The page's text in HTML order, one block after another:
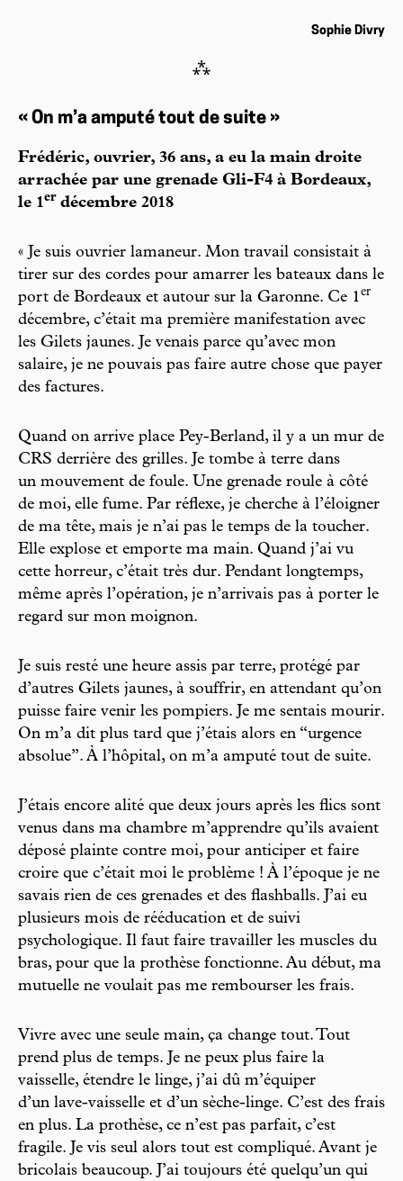
Sophie Divry
⁂
« On m’a amputé tout de suite »
Frédéric, ouvrier, 36 ans, a eu la main droite
arrachée par une grenade Gli-F4 à Bordeaux,
le 1er décembre 2018
« Je suis ouvrier lamaneur. Mon travail consistait à
tirer sur des cordes pour amarrer les bateaux dans le
port de Bordeaux et autour sur la Garonne. Ce 1er
décembre, c’était ma première manifestation avec
les Gilets jaunes. Je venais parce qu’avec mon
salaire, je ne pouvais pas faire autre chose que payer
des factures.
Quand on arrive place Pey-Berland, il y a un mur de
CRS derrière des grilles. Je tombe à terre dans
un mouvement de foule. Une grenade roule à côté
de moi, elle fume. Par réflexe, je cherche à l’éloigner
de ma tête, mais je n’ai pas le temps de la toucher.
Elle explose et emporte ma main. Quand j’ai vu
cette horreur, c’était très dur. Pendant longtemps,
même après l’opération, je n’arrivais pas à porter le
regard sur mon moignon.
Je suis resté une heure assis par terre, protégé par
d’autres Gilets jaunes, à souffrir, en attendant qu’on
puisse faire venir les pompiers. Je me sentais mourir.
On m’a dit plus tard que j’étais alors en “urgence
absolue”. À l’hôpital, on m’a amputé tout de suite.
J’étais encore alité que deux jours après les flics sont
venus dans ma chambre m’apprendre qu’ils avaient
déposé plainte contre moi, pour anticiper et faire
croire que c’était moi le problème ! À l’époque je ne
savais rien de ces grenades et des flashballs. J’ai eu
plusieurs mois de rééducation et de suivi
psychologique. Il faut faire travailler les muscles du
bras, pour que la prothèse fonctionne. Au début, ma
mutuelle ne voulait pas me rembourser les frais.
Vivre avec une seule main, ça change tout. Tout
prend plus de temps. Je ne peux plus faire la
vaisselle, étendre le linge, j’ai dû m’équiper
d’un lave-vaisselle et d’un sèche-linge. C’est des frais
en plus. La prothèse, ce n’est pas parfait, c’est
fragile. Je vis seul alors tout est compliqué. Avant je
bricolais beaucoup. J’ai toujours été quelqu’un qui